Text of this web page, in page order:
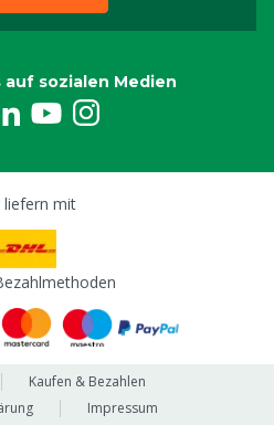
auf sozialen Medien
liefern mit
Kaufen & Bezahlen
Impressum